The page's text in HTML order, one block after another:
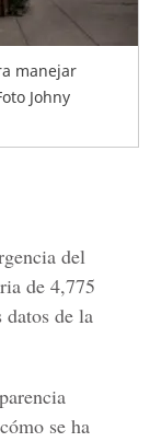
manejar
Johny
del
de 4,775
de la
se ha